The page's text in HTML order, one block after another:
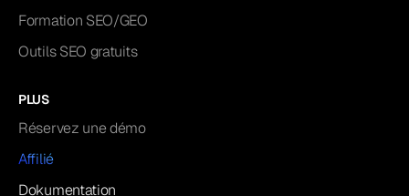
Formation SEO/GEO
Outils SEO gratuits
PLUS
Réservez une démo
Affilié
Dokumentation